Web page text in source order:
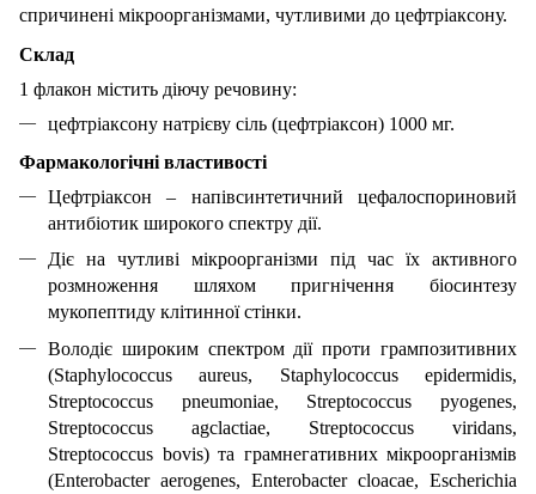
спричинені мікроорганізмами, чутливими до цефтріаксону.
Склад
1 флакон містить діючу речовину:
цефтріаксону натрієву сіль (цефтріаксон) 1000 мг.
Фармакологічні властивості
Цефтріаксон – напівсинтетичний цефалоспориновий
антибіотик широкого спектру дії.
Діє на чутливі мікроорганізми під час їх активного
розмноження шляхом пригнічення біосинтезу
мукопептиду клітинної стінки.
Володіє широким спектром дії проти грампозитивних
(Staphylococcus aureus, Staphylococcus epidermidis,
Streptococcus pneumoniae, Streptococcus pyogenes,
Streptococcus agclactiae, Streptococcus viridans,
Streptococcus bovis) та грамнегативних мікроорганізмів
(Enterobacter aerogenes, Enterobacter cloacae, Escherichia